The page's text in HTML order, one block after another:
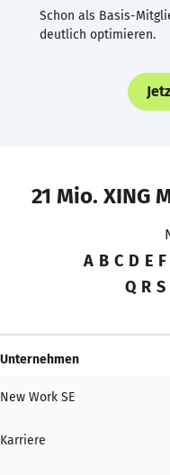
Schon als Basis-
deutlich optimieren.
21 Mio. XING
A B C D E F
Q R S
Unternehmen
New Work SE
Karriere